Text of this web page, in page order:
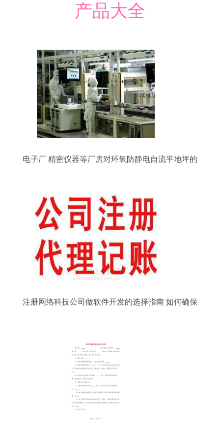
产品大全
电子厂 精密仪器等厂房对环氧防静电自流平地坪的
注册网络科技公司做软件开发的选择指南 如何确保